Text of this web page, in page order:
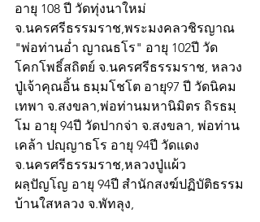
อายุ 108 ปี วัดทุ่งนาใหม่
จ.นครศรีธรรมราช,พระมงคลวชิรญาณ
"พ่อท่านอ่ำ ญาณธโร" อายุ 102ปี วัด
โคกโพธิ์สถิตย์ จ.นครศรีธรรมราช, หลวง
ปู่เจ้าคุณอิ้น ธมฺมโชโต อายุ97 ปี วัดนิคม
เทพา จ.สงขลา,พ่อท่านมหานิมิตร ถิรธมฺ
โม อายุ 94ปี วัดปากจ่า จ.สงขลา, พ่อท่าน
เคล้า ปญฺญาธโร อายุ 94ปี วัดแดง
จ.นครศรีธรรมราช,หลวงปู่แผ้ว
ผลฺปัญโญ อายุ 94ปี สำนักสงฆ์ปฏิบัติธรรม
บ้านใสหลวง จ.พัทลุง,